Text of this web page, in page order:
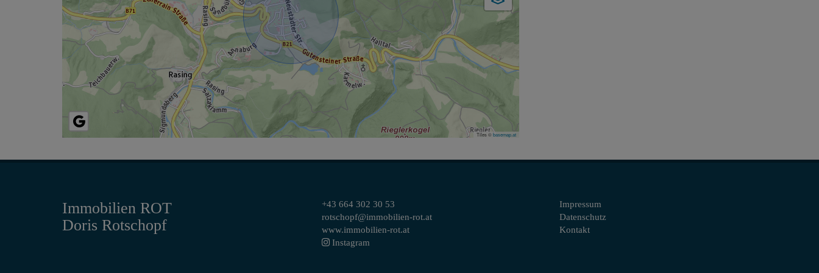
Tiles ©basemap.at
Immobilien ROT
Doris Rotschopf
+43 664 302 30 53
rotschopf@immobilien-rot.at
www.immobilien-rot.at
Instagram
Impressum
Datenschutz
Kontakt